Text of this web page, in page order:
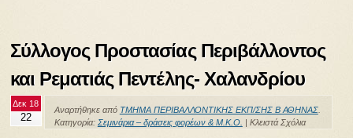
Σύλλογος Προστασίας Περιβάλλοντος
και Ρεματιάς Πεντέλης- Χαλανδρίου
Δεκ 18
22
Αναρτήθηκε από ΤΜΗΜΑ ΠΕΡΙΒΑΛΛΟΝΤΙΚΗΣ ΕΚΠ/ΣΗΣ Β ΑΘΗΝΑΣ.
Κατηγορία: Σεμινάρια – δράσεις φορέων & Μ.Κ.Ο. Κλειστά Σχόλια